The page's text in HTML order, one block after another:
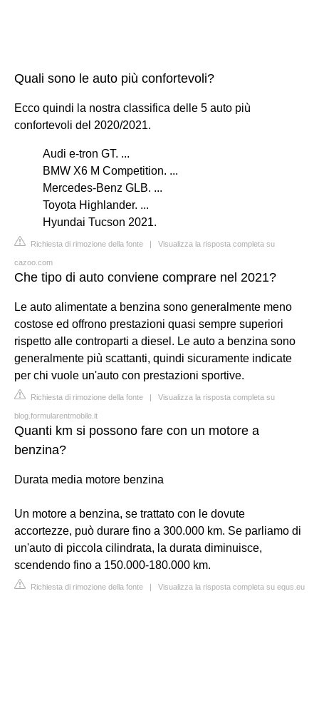
Quali sono le auto più confortevoli?
Ecco quindi la nostra classifica delle 5 auto più
confortevoli del 2020/2021.
Audi e-tron GT. ...
BMW X6 M Competition. ...
Mercedes-Benz GLB. ...
Toyota Highlander. ...
Hyundai Tucson 2021.
Richiesta di rimozione della fonte | Visualizza la risposta completa su
cazoo.com
Che tipo di auto conviene comprare nel 2021?
Le auto alimentate a benzina sono generalmente meno
costose ed offrono prestazioni quasi sempre superiori
rispetto alle controparti a diesel. Le auto a benzina sono
generalmente più scattanti, quindi sicuramente indicate
per chi vuole un'auto con prestazioni sportive.
Richiesta di rimozione della fonte | Visualizza la risposta completa su
blog.formularentmobile.it
Quanti km si possono fare con un motore a
benzina?
Durata media motore benzina
Un motore a benzina, se trattato con le dovute
accortezze, può durare fino a 300.000 km. Se parliamo di
un'auto di piccola cilindrata, la durata diminuisce,
scendendo fino a 150.000-180.000 km.
Richiesta di rimozione della fonte | Visualizza la risposta completa su equs.eu